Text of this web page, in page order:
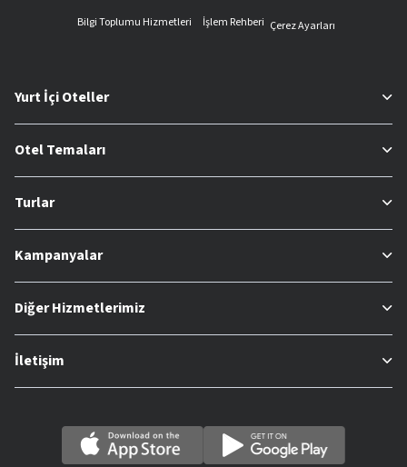
Bilgi Toplumu Hizmetleri
İşlem Rehberi Çerez Ayarları
Yurt İçi Oteller
Otel Temaları
Turlar
Kampanyalar
Diğer Hizmetlerimiz
İletişim